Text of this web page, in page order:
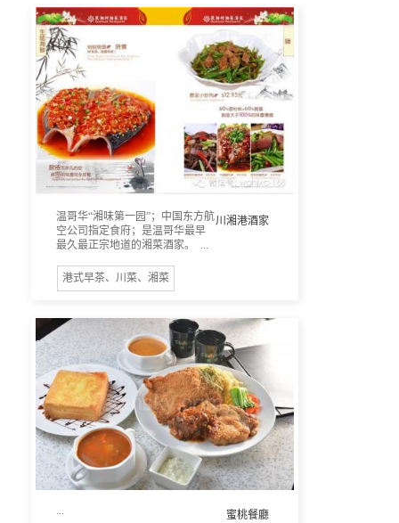
川湘港酒家
温哥华“湘味第一园”；中国东方航
空公司指定食府；是温哥华最早
最久最正宗地道的湘菜酒家。 ...
港式早茶、川菜、湘菜
蜜桃餐廳
...